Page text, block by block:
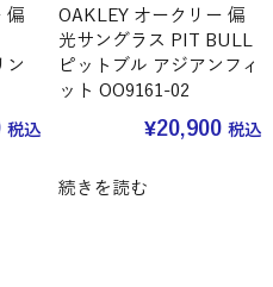
偏
ン
税込
OAKLEY オークリー 偏
光サングラス PIT BULL
ピットブル アジアンフィ
ット OO9161-02
¥20,900 税込
続きを読む